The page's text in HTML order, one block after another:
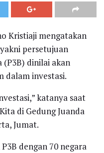
Kristiaji mengatakan
persetujuan
(P3B) dinilai akan
dalam investasi.
katanya saat
di Gedung Juanda
Jumat.
dengan 70 negara